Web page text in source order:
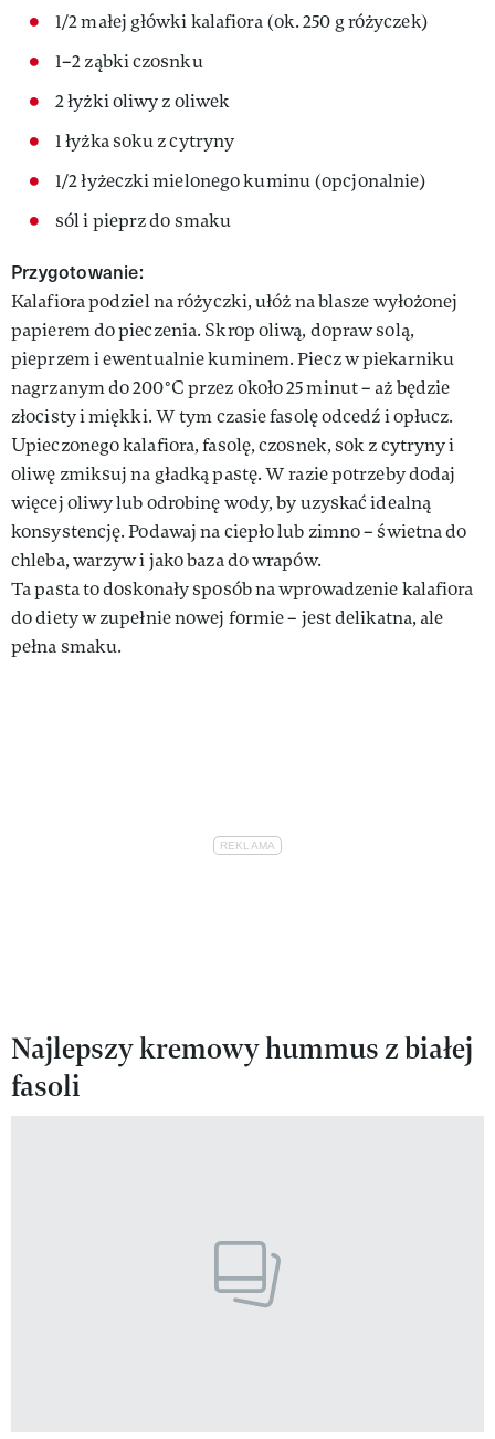
1/2 małej główki kalafiora (ok. 250 g różyczek)
1–2 ząbki czosnku
2 łyżki oliwy z oliwek
1 łyżka soku z cytryny
1/2 łyżeczki mielonego kuminu (opcjonalnie)
sól i pieprz do smaku
Przygotowanie:
Kalafiora podziel na różyczki, ułóż na blasze wyłożonej
papierem do pieczenia. Skrop oliwą, dopraw solą,
pieprzem i ewentualnie kuminem. Piecz w piekarniku
nagrzanym do 200°C przez około 25 minut – aż będzie
złocisty i miękki. W tym czasie fasolę odcedź i opłucz.
Upieczonego kalafiora, fasolę, czosnek, sok z cytryny i
oliwę zmiksuj na gładką pastę. W razie potrzeby dodaj
więcej oliwy lub odrobinę wody, by uzyskać idealną
konsystencję. Podawaj na ciepło lub zimno – świetna do
chleba, warzyw i jako baza do wrapów.
Ta pasta to doskonały sposób na wprowadzenie kalafiora
do diety w zupełnie nowej formie – jest delikatna, ale
pełna smaku.
Najlepszy kremowy hummus z białej
fasoli